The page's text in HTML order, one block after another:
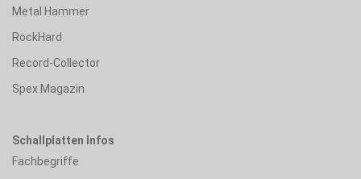
Metal Hammer
RockHard
Record-Collector
Spex Magazin
Schallplatten Infos
Fachbegriffe